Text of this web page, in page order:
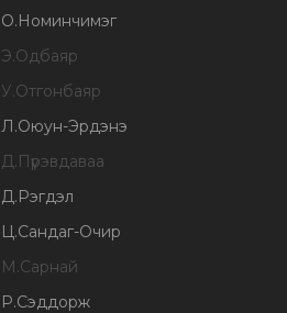
О.Номинчимэг
Э.Одбаяр
У.Отгонбаяр
Л.Оюун-Эрдэнэ
Д.Пүрэвдаваа
Д.Рэгдэл
Ц.Сандаг-Очир
М.Сарнай
Р.Сэддорж